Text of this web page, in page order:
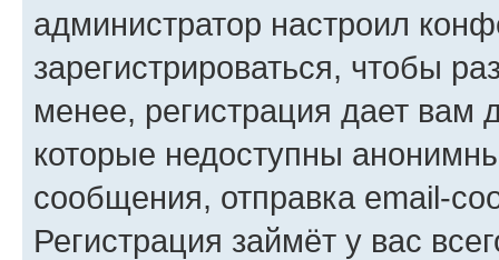
администратор настроил
зарегистрироваться, чтобы
менее, регистрация дает вам
которые недоступны
сообщения, отправка email-
Регистрация займёт у вас